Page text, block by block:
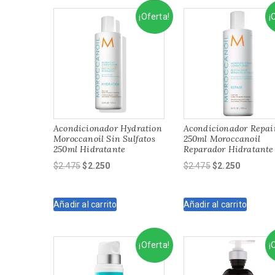
¡Oferta!
Acondicionador Hydration
Moroccanoil Sin Sulfatos
250ml Hidratante
$2.475El
era:
$2.250El
es:
Añadir al carrito
Acondicionador
250ml Moroccanoil
Reparador Hidratante
$2.475El
era:
$2.250El
es:
Añadir al carrito
¡Oferta!